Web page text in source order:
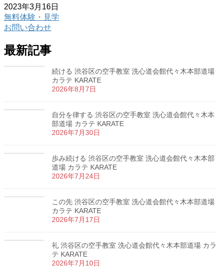
2023年3月16日
無料体験・見学
お問い合わせ
最新記事
続ける 渋谷区の空手教室 洗心道会館代々木本部道場
カラテ KARATE
2026年8月7日
自分を律する 渋谷区の空手教室 洗心道会館代々木本
部道場 カラテ KARATE
2026年7月30日
歩み続ける 渋谷区の空手教室 洗心道会館代々木本部
道場 カラテ KARATE
2026年7月24日
この先 渋谷区の空手教室 洗心道会館代々木本部道場
カラテ KARATE
2026年7月17日
礼 渋谷区の空手教室 洗心道会館代々木本部道場 カラ
テ KARATE
2026年7月10日